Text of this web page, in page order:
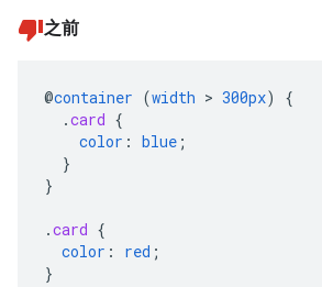
之前
@container (width > 300px)
{
.card {
color : blue ;
}
}
.card {
color : red ;
}